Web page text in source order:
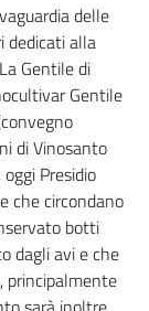
delle
dedicati alla
Gentile di
Gentile
di Vinosanto
Presidio
che circondano
botti
dagli avi e che
principalmente